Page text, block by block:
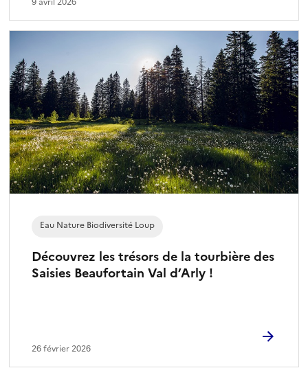
Découvrez les trésors de la tourbière des
Saisies Beaufortain Val d’Arly !
Eau Nature Biodiversité Loup
26 février 2026